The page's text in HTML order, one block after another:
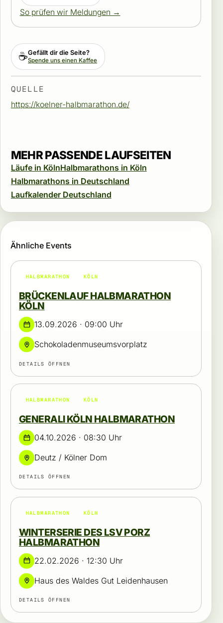
So prüfen wir Meldungen →
☕Gefällt dir die Seite?
Spende uns einen Kaffee
QUELLE
https://koelner-halbmarathon.de/
MEHR PASSENDE LAUFSEITEN
Läufe in KölnHalbmarathons in Köln
Halbmarathons in Deutschland
Laufkalender Deutschland
Ähnliche Events
HALBMARATHON KÖLN
BRÜCKENLAUF HALBMARATHON
KÖLN
13.09.2026 · 09:00 Uhr
Schokoladenmuseumsvorplatz
DETAILS ÖFFNEN
HALBMARATHON KÖLN
GENERALI KÖLN HALBMARATHON
04.10.2026 · 08:30 Uhr
Deutz / Kölner Dom
DETAILS ÖFFNEN
HALBMARATHON KÖLN
WINTERSERIE DES LSV PORZ
HALBMARATHON
22.02.2026 · 12:30 Uhr
Haus des Waldes Gut Leidenhausen
DETAILS ÖFFNEN